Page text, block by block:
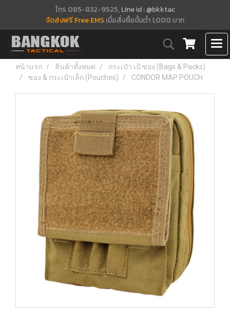
โทร 085-832-9525, Line id : @bkktac
จัดส่งฟรี Free EMSเมื่อสั่งซื้อขั้นต่ำ 1,000 บาท
หน้าแรก สินค้าทั้งหมด
กระเป๋า เป้ ซอง (Bags & Packs)
ซอง & กระเป๋าเล็ก (Pouches)
CONDOR MAP POUCH